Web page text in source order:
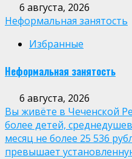
6 августа, 2026
Неформальная занятость
Избранные
Неформальная занятость
6 августа, 2026
Вы живёте в Чеченской
более детей,
месяц не более 25 536
превышает